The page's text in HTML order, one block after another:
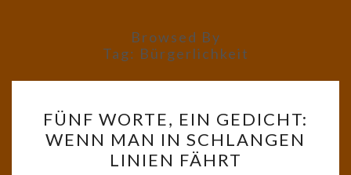
Browsed By
Tag: Bürgerlichkeit
WORTE,
EIN
GEDICHT:
FÜNF WORTE, EIN GEDICHT:
WENN MAN IN SCHLANGEN
LINIEN FÄHRT